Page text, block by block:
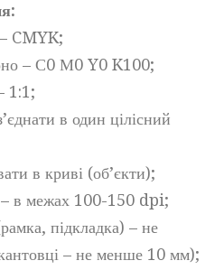
CMYK;
– С0 М0 Y0 K100;
1:1;
в один цілісний
в криві (об’єкти);
– в межах 100-150 dpi;
підкладка) – не
– не менше 10 мм);